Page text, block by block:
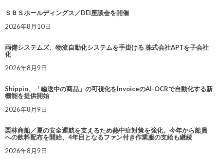
ＳＢＳホールディングス／DEI座談会を開催
2026年8月10日
両備システムズ、物流自動化システムを手掛ける 株式会社APTを子会社
化
2026年8月9日
Shippio、「輸送中の商品」の可視化をInvoiceのAI-OCRで自動化する新
機能を提供開始
2026年8月9日
栗林商船／夏の安全運航を支えるため熱中症対策を強化。今年から船員
への飲料配布を開始、4年目となるファン付き作業服の支給も継続
2026年8月9日